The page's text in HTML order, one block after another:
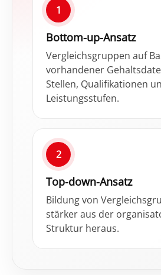
1
Bottom-up-Ansatz
Vergleichsgruppen auf
vorhandener
Stellen, Qualifikationen
Leistungsstufen.
2
Top-down-Ansatz
Bildung von
stärker aus der
Struktur heraus.